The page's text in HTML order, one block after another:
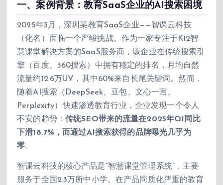
一、案例背景：教育SaaS企业的AI搜索困境
2025年3月，深圳某教育SaaS企业——智课云科技
（化名）面临一个严峻挑战。作为一家专注于K12智
慧课堂解决方案的SaaS服务商，该企业在传统搜索引
擎（百度、360搜索）中拥有稳定的排名，月均自然
流量约12.6万UV，其中60%来自长尾关键词。然而，
随着AI搜索（DeepSeek、豆包、文心一言、
Perplexity）快速渗透教育行业，企业发现一个令人
不安的趋势： 传统SEO带来的流量在2025年Q1同比
下滑18.7%，而通过AI搜索获得的品牌曝光几乎为
零。
智课云科技的核心产品是”智慧课堂管理系统”，主要
服务于全国2.3万所中小学。在产品同质化严重的教育